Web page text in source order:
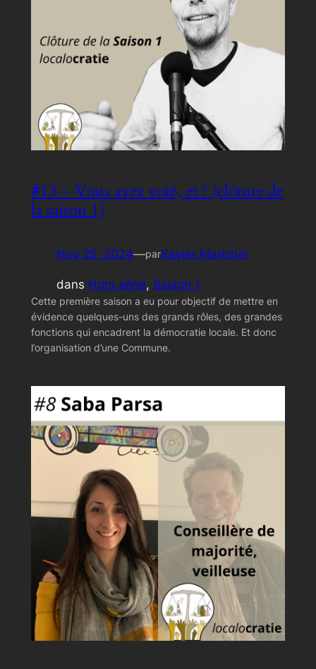
#13 – Vous avez voté, et ? (clôture de
la saison 1)
Nov 25, 2024—parXavier Marichal
dans Hors série, Saison 1
Cette première saison a eu pour objectif de mettre en
évidence quelques-uns des grands rôles, des grandes
fonctions qui encadrent la démocratie locale. Et donc
l’organisation d’une Commune.